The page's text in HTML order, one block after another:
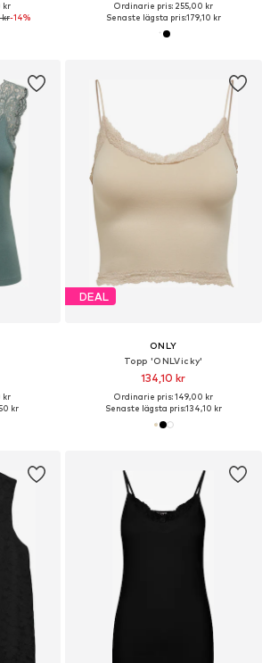
kr
kr-14%
Ordinarie pris: 255,00 kr
Senaste lägsta pris:179,10 kr
kr
kr
DEAL
ONLY
Topp 'ONLVicky'
134,10 kr
Ordinarie pris: 149,00 kr
Senaste lägsta pris:134,10 kr